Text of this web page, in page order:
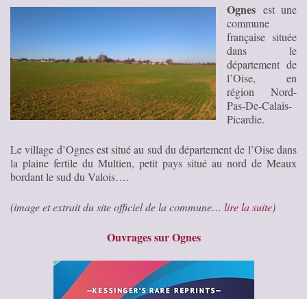
Ognes est une
commune
française située
dans le
département de
l’Oise, en
région Nord-
Pas-De-Calais-
Picardie.
Le village d’Ognes est situé au sud du département de l’Oise dans
la plaine fertile du Multien, petit pays situé au nord de Meaux
bordant le sud du Valois….
(image et extrait du site officiel de la commune… lire la suite)
Ouvrages sur Ognes